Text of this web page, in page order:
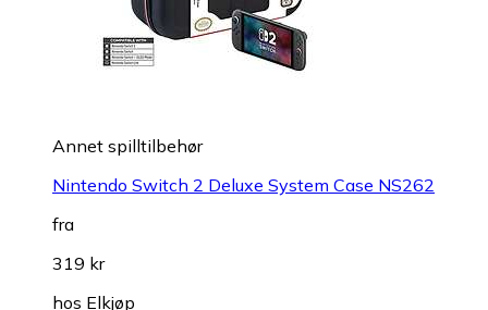
Annet spilltilbehør
Nintendo Switch 2 Deluxe System Case NS262
fra
319 kr
hos Elkjøp